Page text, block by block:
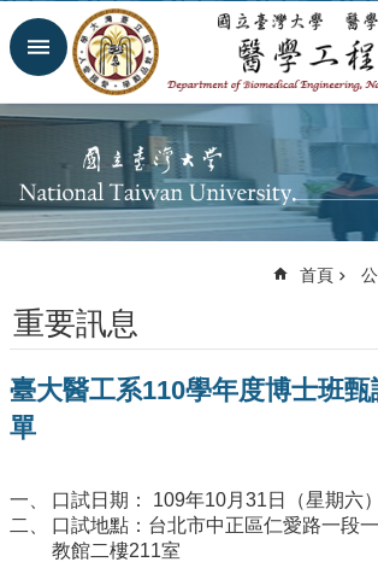
跳到主要內容區塊
進
搜
首
頁
導
覽
大
大
醫
院
首頁
重要訊息
臺大醫工系110學年度博士班
單
口試日期： 109年10月31日（星期六）
口試地點：台北市中正區仁愛路一段
教館二樓211室